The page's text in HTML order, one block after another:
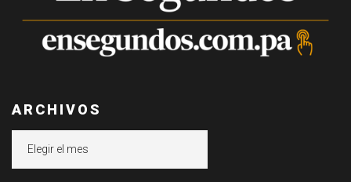
ARCHIVOS